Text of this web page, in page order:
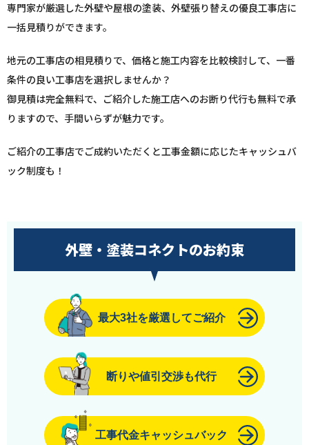
専門家が厳選した外壁や屋根の塗装、外壁張り替えの優良工事店に
一括見積りができます。
地元の工事店の相見積りで、価格と施工内容を比較検討して、一番
条件の良い工事店を選択しませんか？
御見積は完全無料で、ご紹介した施工店へのお断り代行も無料で承
りますので、手間いらずが魅力です。
ご紹介の工事店でご成約いただくと工事金額に応じたキャッシュバ
ック制度も！
外壁・塗装コネクトのお約束
最大3社を厳選してご紹介
断りや値引交渉も代行
工事代金キャッシュバック